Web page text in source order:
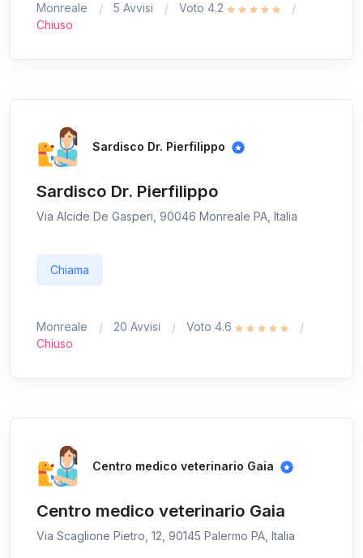
Monreale 5 Avvisi
Voto 4.2
Chiuso
Sardisco Dr. Pierfilippo
Sardisco Dr. Pierfilippo
Via Alcide De Gasperi, 90046 Monreale PA, Italia
Chiama
Monreale 20 Avvisi
Voto 4.6
Chiuso
Centro medico veterinario Gaia
Centro medico veterinario Gaia
Via Scaglione Pietro, 12, 90145 Palermo PA, Italia